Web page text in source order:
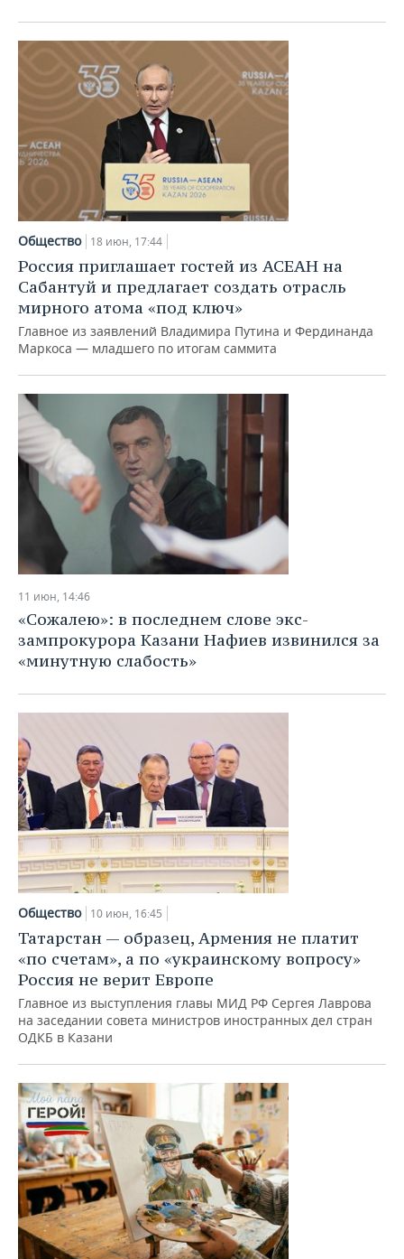
Общество 18 июн, 17:44
Россия приглашает гостей из АСЕАН на
Сабантуй и предлагает создать отрасль
мирного атома «под ключ»
Главное из заявлений Владимира Путина и Фердинанда
Маркоса — младшего по итогам саммита
11 июн, 14:46
«Сожалею»: в последнем слове экс-
зампрокурора Казани Нафиев извинился за
«минутную слабость»
Общество 10 июн, 16:45
Татарстан — образец, Армения не платит
«по счетам», а по «украинскому вопросу»
Россия не верит Европе
Главное из выступления главы МИД РФ Сергея Лаврова
на заседании совета министров иностранных дел стран
ОДКБ в Казани